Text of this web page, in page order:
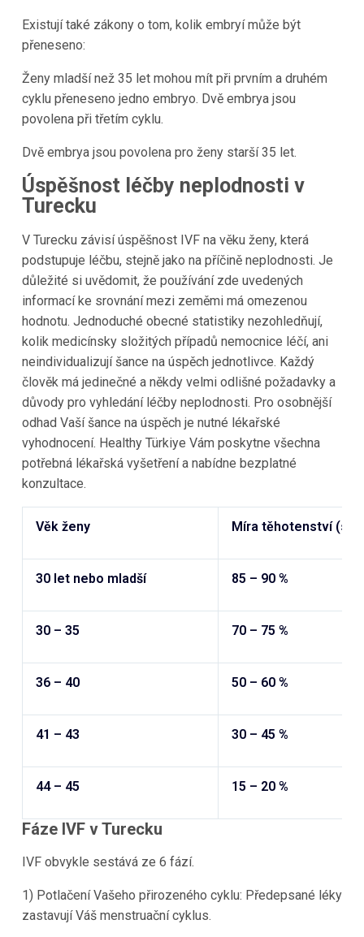
Existují také zákony o tom, kolik embryí může být
přeneseno:
Ženy mladší než 35 let mohou mít při prvním a druhém
cyklu přeneseno jedno embryo. Dvě embrya jsou
povolena při třetím cyklu.
Dvě embrya jsou povolena pro ženy starší 35 let.
Úspěšnost léčby neplodnosti v
Turecku
V Turecku závisí úspěšnost IVF na věku ženy, která
podstupuje léčbu, stejně jako na příčině neplodnosti. Je
důležité si uvědomit, že používání zde uvedených
informací ke srovnání mezi zeměmi má omezenou
hodnotu. Jednoduché obecné statistiky nezohledňují,
kolik medicínsky složitých případů nemocnice léčí, ani
neindividualizují šance na úspěch jednotlivce. Každý
člověk má jedinečné a někdy velmi odlišné požadavky a
důvody pro vyhledání léčby neplodnosti. Pro osobnější
odhad Vaší šance na úspěch je nutné lékařské
vyhodnocení. Healthy Türkiye Vám poskytne všechna
potřebná lékařská vyšetření a nabídne bezplatné
konzultace.
Věk ženy Míra těhotenství (s 2
30 let nebo mladší 85 – 90 %
30 – 35 70 – 75 %
36 – 40 50 – 60 %
41 – 43 30 – 45 %
44 – 45 15 – 20 %
Fáze IVF vTurecku
IVF obvykle sestává ze 6 fází.
1) Potlačení Vašeho přirozeného cyklu: Předepsané léky
zastavují Váš menstruační cyklus.